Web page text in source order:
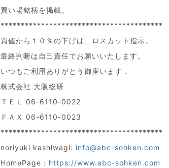
買い場銘柄を掲載。
****************************************
買値から１０％の下げは、ロスカット指示。
最終判断は自己責任でお願いいたします。
いつもご利用ありがとう御座います．
株式会社 大阪総研
ＴＥＬ 06-6110-0022
ＦＡＸ 06-6110-0023
****************************************
noriyuki kashiwagi: info@abc-sohken.com
HomePage : https://www.abc-sohken.com